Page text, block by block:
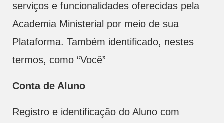
serviços e funcionalidades oferecidas pela
Academia Ministerial por meio de sua
Plataforma. Também identificado, nestes
termos, como “Você”
Conta de Aluno
Registro e identificação do Aluno com